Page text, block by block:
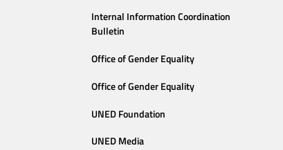
Internal Information Coordination
Bulletin
Office of Gender Equality
Office of Gender Equality
UNED Foundation
UNED Media